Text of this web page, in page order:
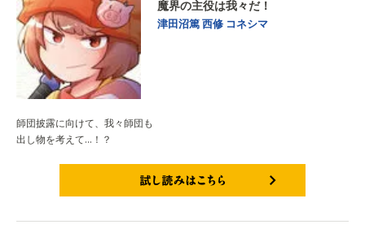
魔界の主役は我々だ！
津田沼篤西修 コネシマ
師団披露に向けて、我々師団も
出し物を考えて…！？